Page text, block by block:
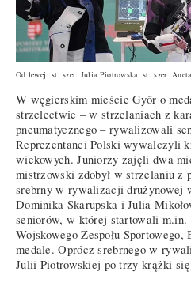
Od lewej: st. szer. Julia Piotrowska, st. szer.
W węgierskim mieście Győr o
strzelectwie – w strzelaniach z
pneumatycznego – rywalizowali
Reprezentanci Polski wywalczyli
wiekowych. Juniorzy zajęli dwa
mistrzowski zdobył w strzelaniu
srebrny w rywalizacji drużynowej
Dominika Skarupska i Julia
seniorów, w której startowali m.in.
Wojskowego Zespołu
medale. Oprócz srebrnego w
Julii Piotrowskiej po trzy krążki